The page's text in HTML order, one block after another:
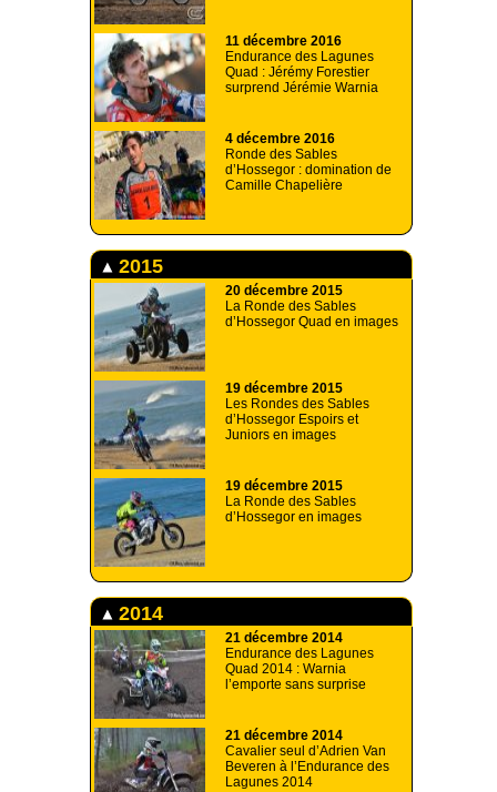
11 décembre 2016
Endurance des Lagunes
Quad : Jérémy Forestier
surprend Jérémie Warnia
4 décembre 2016
Ronde des Sables
d’Hossegor : domination de
Camille Chapelière
2015
20 décembre 2015
La Ronde des Sables
d’Hossegor Quad en images
19 décembre 2015
Les Rondes des Sables
d’Hossegor Espoirs et
Juniors en images
19 décembre 2015
La Ronde des Sables
d’Hossegor en images
2014
21 décembre 2014
Endurance des Lagunes
Quad 2014 : Warnia
l’emporte sans surprise
21 décembre 2014
Cavalier seul d’Adrien Van
Beveren à l’Endurance des
Lagunes 2014